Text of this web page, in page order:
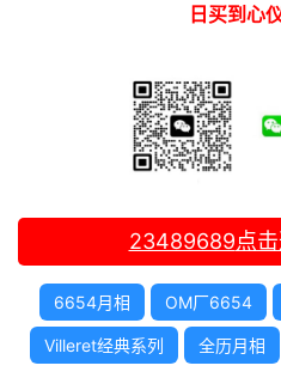
日买到心
23489689点
6654月相 OM厂6654
Villeret经典系列 全历月相